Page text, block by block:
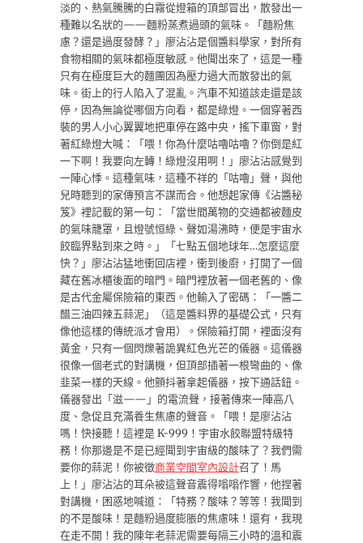
淡的、熱氣騰騰的白霧從燈箱的頂部冒出，散發出一
種難以名狀的——麵粉蒸煮過頭的氣味。「麵粉焦
慮？還是過度發酵？」廖沾沾是個醬料學家，對所有
食物相關的氣味都極度敏感。他聞出來了，這是一種
只有在極度巨大的麵團因為壓力過大而散發出的氣
味。街上的行人陷入了混亂。汽車不知道該走還是該
停，因為無論從哪個方向看，都是綠燈。一個穿著西
裝的男人小心翼翼地把車停在路中央，搖下車窗，對
著紅綠燈大喊：「喂！你為什麼咕嚕咕嚕？你倒是紅
一下啊！我要向左轉！綠燈沒用啊！」廖沾沾感覺到
一陣心悸。這種氣味，這種不祥的「咕嚕」聲，與他
兒時聽到的家傳預言不謀而合。他想起家傳《沾醬秘
笈》裡記載的第一句：「當世間萬物的交通都被麵皮
的氣味籠罩，且燈號恒綠、聲如湯沸時，便是宇宙水
餃臨界點到來之時。」「七點五個地球年…怎麼這麼
快？」廖沾沾猛地衝回店裡，衝到後廚，打開了一個
藏在舊冰櫃後面的暗門。暗門裡放著一個老舊的、像
是古代金屬保險箱的東西。他輸入了密碼：「一醬二
醋三油四辣五蒜泥」（這是醬料界的基礎公式，只有
像他這樣的傳統派才會用）。保險箱打開，裡面沒有
黃金，只有一個閃爍著詭異紅色光芒的儀器。這儀器
很像一個老式的對講機，但頂部插著一根彎曲的、像
韭菜一樣的天線。他顫抖著拿起儀器，按下通話鈕。
儀器發出「滋——」的電流聲，接著傳來一陣高八
度、急促且充滿養生焦慮的聲音。「喂！是廖沾沾
嗎！快接聽！這裡是 K-999！宇宙水餃聯盟特級特
務！你那邊是不是已經聞到宇宙級的酸味了？我們需
要你的蒜泥！你被徵商業空間室內設計召了！馬
上！」廖沾沾的耳朵被這聲音震得嗡嗡作響，他捏著
對講機，困惑地喊道：「特務？酸味？等等！我聞到
的不是酸味！是麵粉過度膨脹的焦慮味！還有，我現
在走不開！我的陳年老蒜泥需要每隔三小時的溫和震